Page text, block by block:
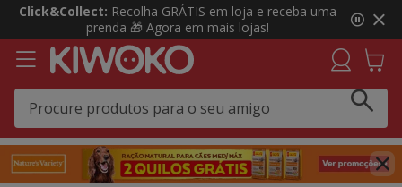
3
3,
mensagem,
Click&Collect: Recolha GRÁTIS em loja e receba uma
prenda 🎁 Agora em mais lojas!